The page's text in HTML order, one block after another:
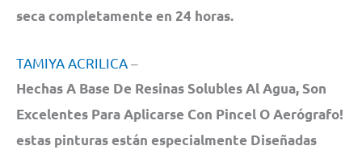
seca completamente en 24 horas.
TAMIYA ACRILICA–
Hechas A Base De Resinas Solubles Al Agua, Son
Excelentes Para Aplicarse Con Pincel O Aerógrafo!
estas pinturas están especialmente Diseñadas